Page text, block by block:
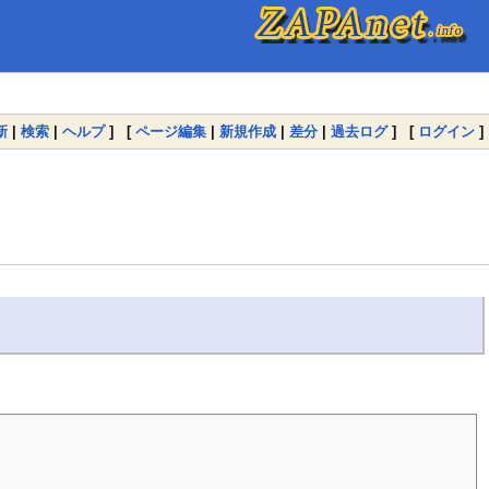
| 検索 | ヘルプ] [ ページ編集 | 新規作成 | 差分 | 過去ログ] [ ログイン ]